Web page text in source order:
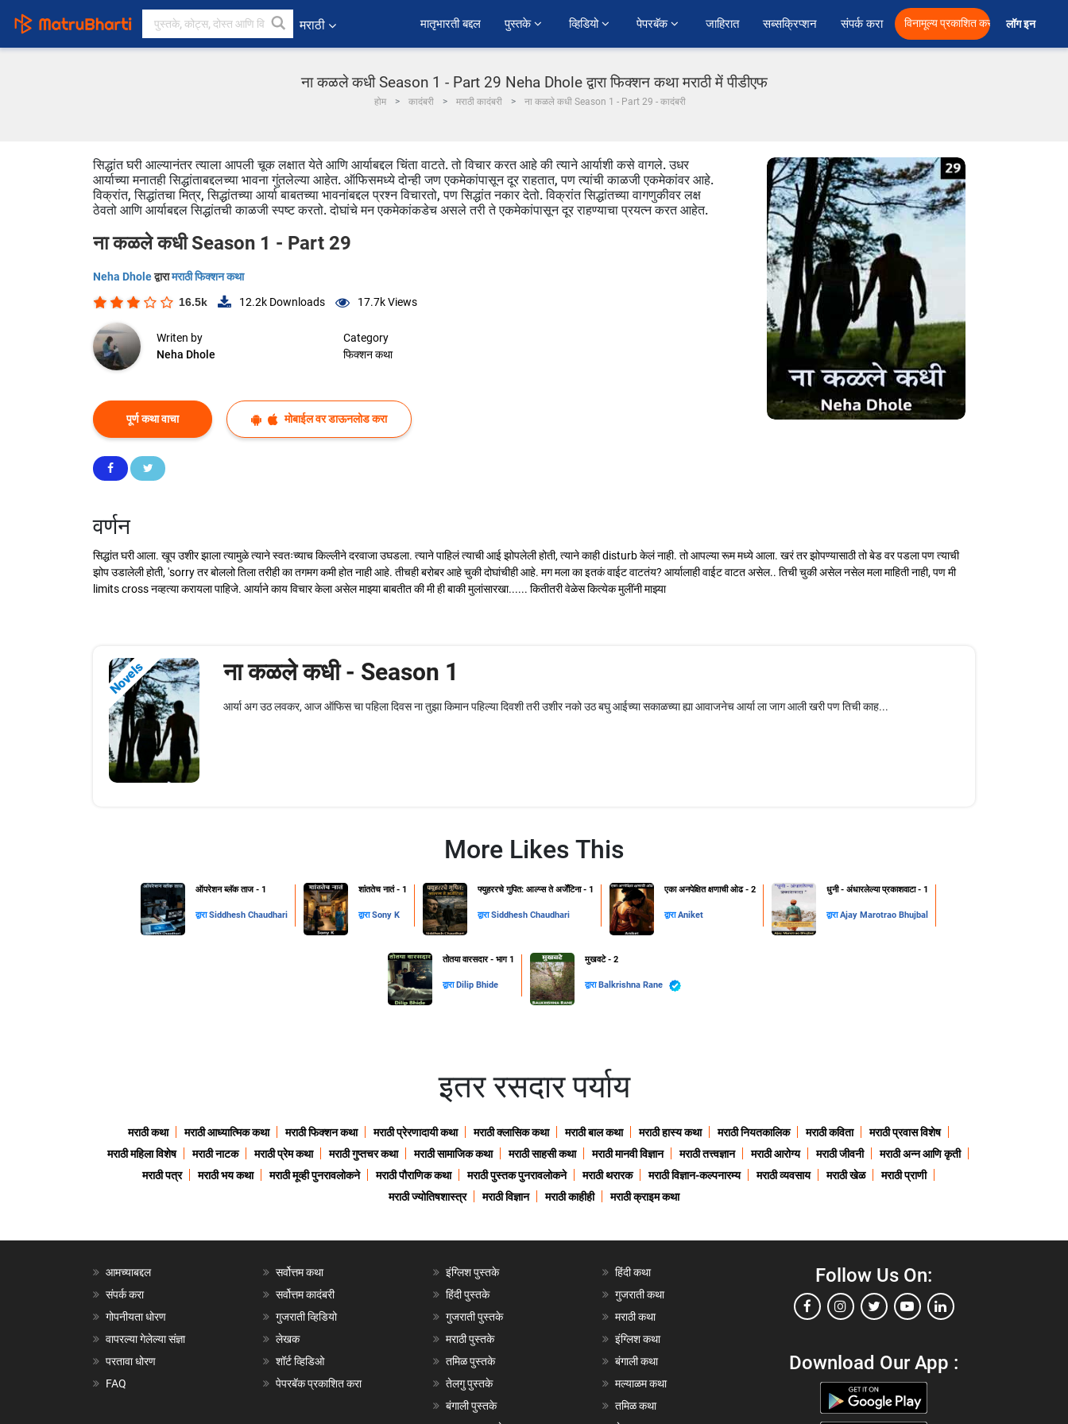
मराठी ﻿मातृभारती बद्दल पुस्तके व्हिडियो पेपरबॅक जाहिरात सब्सक्रिप्शन संपर्क करा विनामूल्य प्रकाशित करा लॉग इन
ना कळले कधी Season 1 - Part 29 Neha Dhole द्वारा फिक्शन कथा मराठी में पीडीएफ
होम कादंबरी मराठी कादंबरी ना कळले कधी Season 1 - Part 29 - कादंबरी
सिद्धांत घरी आल्यानंतर त्याला आपली चूक लक्षात येते आणि आर्याबद्दल चिंता वाटते. तो विचार करत आहे की त्याने आर्याशी कसे वागले. उधर
आर्याच्या मनातही सिद्धांताबद्दलच्या भावना गुंतलेल्या आहेत. ऑफिसमध्ये दोन्ही जण एकमेकांपासून दूर राहतात, पण त्यांची काळजी एकमेकांवर आहे.
विक्रांत, सिद्धांतचा मित्र, सिद्धांतच्या आर्या बाबतच्या भावनांबद्दल प्रश्न विचारतो, पण सिद्धांत नकार देतो. विक्रांत सिद्धांतच्या वागणुकीवर लक्ष
ठेवतो आणि आर्याबद्दल सिद्धांतची काळजी स्पष्ट करतो. दोघांचे मन एकमेकांकडेच असले तरी ते एकमेकांपासून दूर राहण्याचा प्रयत्न करत आहेत.
ना कळले कधी Season 1 - Part 29
Neha Dholeद्वारामराठी फिक्शन कथा
16.5k 12.2k Downloads 17.7kViews
Writen by
Neha Dhole
Category
फिक्शन कथा
पूर्ण कथा वाचा मोबाईल वर डाऊनलोड करा
वर्णन
सिद्धांत घरी आला. खूप उशीर झाला त्यामुळे त्याने स्वतःच्याच किल्लीने दरवाजा उघडला. त्याने पाहिलं त्याची आई झोपलेली होती, त्याने काही disturb केलं नाही. तो आपल्या रूम मध्ये आला. खरं तर झोपण्यासाठी तो बेड वर पडला पण त्याची
झोप उडालेली होती, 'sorry तर बोललो तिला तरीही का तगमग कमी होत नाही आहे. तीचही बरोबर आहे चुकी दोघांचीही आहे. मग मला का इतकं वाईट वाटतंय? आर्यालाही वाईट वाटत असेल.. तिची चुकी असेल नसेल मला माहिती नाही, पण मी
limits cross नव्हत्या करायला पाहिजे. आर्याने काय विचार केला असेल माझ्या बाबतीत की मी ही बाकी मुलांसारखा...... कितीतरी वेळेस कित्येक मुलींनी माझ्या
Novels ना कळले कधी - Season 1
आर्या अग उठ लवकर, आज ऑफिस चा पहिला दिवस ना तुझा किमान पहिल्या दिवशी तरी उशीर नको उठ बघु आईच्या सकाळच्या ह्या आवाजनेच आर्या ला जाग आली खरी पण तिची काह...
More Likes This
ऑपरेशन ब्लॅक ताज - 1
द्वाराSiddhesh Chaudhari
शांततेच नातं - 1
द्वाराSony K
फ्युहररचे गुपित: आल्प्स ते अर्जेंटिना - 1
द्वाराSiddhesh Chaudhari
एका अनपेक्षित क्षणाची ओढ - 2
द्वाराAniket
धुनी - अंधारलेल्या प्रकाशवाटा - 1
द्वाराAjay Marotrao Bhujbal
तोतया वारसदार - भाग 1
द्वारा Dilip Bhide
मुखवटे - 2
द्वारा Balkrishna Rane
इतर रसदार पर्याय
मराठी कथा मराठी आध्यात्मिक कथा मराठी फिक्शन कथा मराठी प्रेरणादायी कथा मराठी क्लासिक कथा मराठी बाल कथा मराठी हास्य कथा मराठी नियतकालिक मराठी कविता
मराठी प्रवास विशेष
मराठी महिला विशेष
मराठी नाटक मराठी प्रेम कथा मराठी गुप्तचर कथा मराठी सामाजिक कथा मराठी साहसी कथा मराठी मानवी विज्ञान मराठी तत्त्वज्ञान मराठी आरोग्य मराठी जीवनी
मराठी अन्न आणि कृती
मराठी पत्र
मराठी भय कथा मराठी मूव्ही पुनरावलोकने मराठी पौराणिक कथा मराठी पुस्तक पुनरावलोकने मराठी थरारक मराठी विज्ञान-कल्पनारम्य मराठी व्यवसाय मराठी खेळ
मराठी प्राणी
मराठी ज्योतिषशास्त्र
मराठी विज्ञान मराठी काहीही मराठी क्राइम कथा
आमच्याबद्दल
संपर्क करा
गोपनीयता धोरण
वापरल्या गेलेल्या संज्ञा
परतावा धोरण
FAQ
सर्वोत्तम कथा
सर्वोत्तम कादंबरी
गुजराती व्हिडियो
लेखक
शॉर्ट व्हिडिओ
पेपरबॅक प्रकाशित करा
इंग्लिश पुस्तके
हिंदी पुस्तके
गुजराती पुस्तके
मराठी पुस्तके
तमिळ पुस्तके
तेलगु पुस्तके
बंगाली पुस्तके
हिंदी कथा
गुजराती कथा
मराठी कथा
इंग्लिश कथा
बंगाली कथा
मल्याळम कथा
तमिळ कथा
Follow Us On:
Download Our App :